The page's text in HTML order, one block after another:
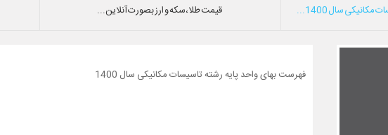
سال 1400... قیمت طلا،سکه و ارز بصورت آنلاین...
فهرست بهای واحد پایه رشته تاسیسات مکانیکی سال 1400